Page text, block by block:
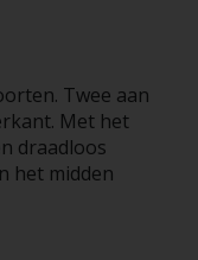
Twee aan
Met het
draadloos
het midden